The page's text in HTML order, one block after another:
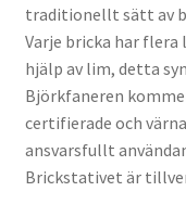
traditionellt sätt av
Varje bricka har flera
hjälp av lim, detta
Björkfaneren
certifierade och
ansvarsfullt
Brickstativet är